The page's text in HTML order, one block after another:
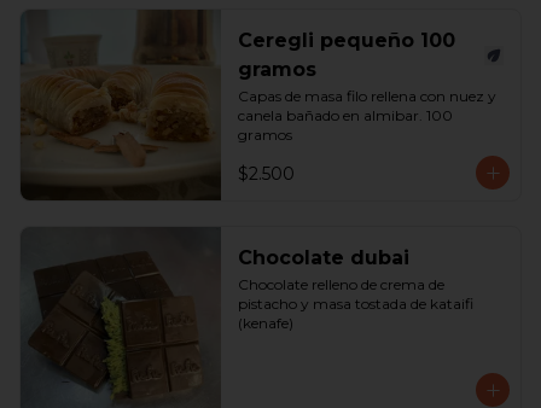
Ceregli pequeño 100
gramos
Capas de masa filo rellena con nuez y
canela bañado en almibar. 100
gramos
$2.500
Chocolate dubai
Chocolate relleno de crema de
pistacho y masa tostada de kataifi
(kenafe)